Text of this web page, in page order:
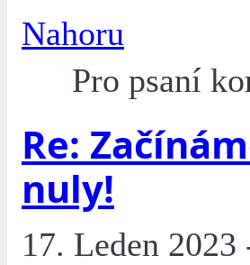
Nahoru
Pro psaní
Re:
nuly!
17. Leden